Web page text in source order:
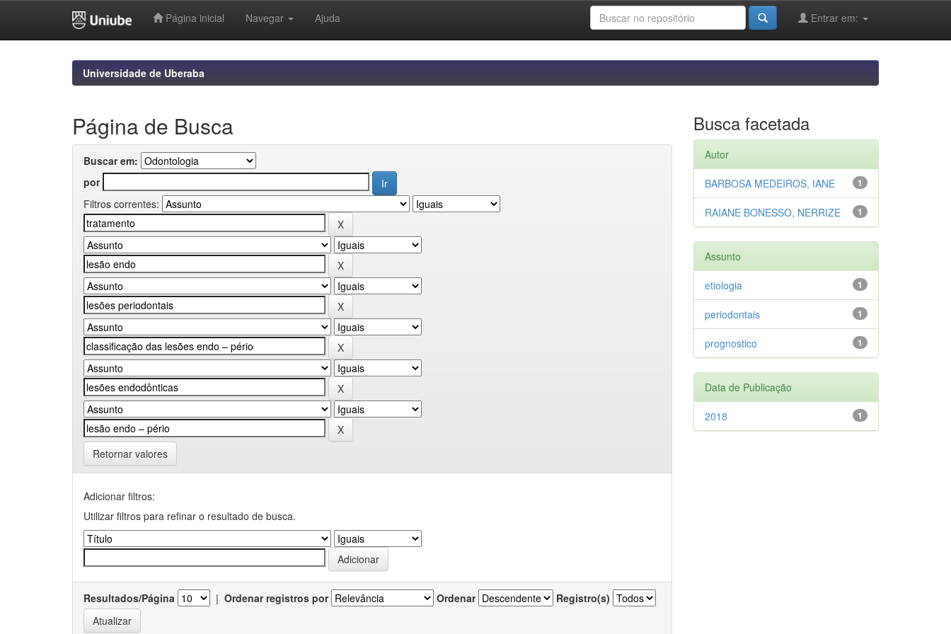
Página inicial Navegar Ajuda Entrar em:
Universidade de Uberaba
Página de Busca
Buscar em:
por
Filtros correntes:
Retornar valores
Adicionar filtros:
Utilizar filtros para refinar o resultado de busca.
Resultados/Página | Ordenar registros por Ordenar Registro(s)
Busca facetada
Autor
1
BARBOSA MEDEIROS, IANE
1
RAIANE BONESSO, NERRIZE
Assunto
1
etiologia
1
periodontais
1
prognostico
Data de Publicação
1
2018